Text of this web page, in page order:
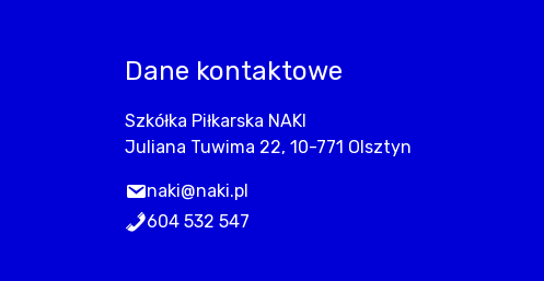
Dane kontaktowe
Szkółka Piłkarska NAKI
Juliana Tuwima 22, 10-771 Olsztyn
naki@naki.pl
604 532 547